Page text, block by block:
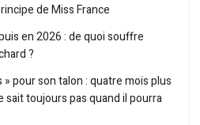
de Miss France
en 2026 : de quoi souffre
?
pour son talon : quatre mois plus
sait toujours pas quand il pourra